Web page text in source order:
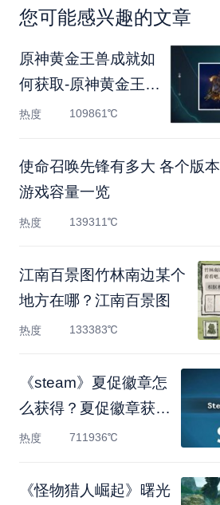
您可能感兴趣的文章
原神黄金王兽成就如
何获取-原神黄金王兽
成就完
热度 109861℃
使命召唤先锋有多大 各个版本
游戏容量一览
热度 139311℃
江南百景图竹林南边某个
地方在哪？江南百景图
热度 133383℃
《steam》夏促徽章怎
么获得？夏促徽章获得
方法
热度 711936℃
《怪物猎人崛起》曙光